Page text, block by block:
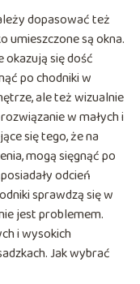
dopasować też
umieszczone są okna.
okazują się dość
po chodniki w
ale też wizualnie
w małych i
się tego, że na
mogą sięgnąć po
odcień
sprawdzą się w
jest problemem.
i wysokich
Jak wybrać